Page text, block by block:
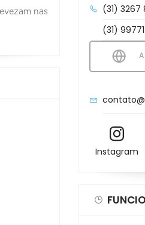
nas
(31) 3267
(31)
Instagram